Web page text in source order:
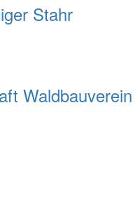
Stahr
Waldbauverein